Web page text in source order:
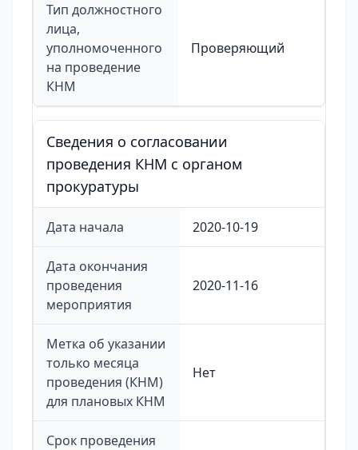
Тип должностного
лица,
уполномоченного
на проведение
КНМ
Проверяющий
Сведения о согласовании
проведения КНМ с органом
прокуратуры
Дата начала 2020-10-19
Дата окончания
проведения
мероприятия
2020-11-16
Метка об указании
только месяца
проведения (КНМ)
для плановых КНМ
Нет
Срок проведения